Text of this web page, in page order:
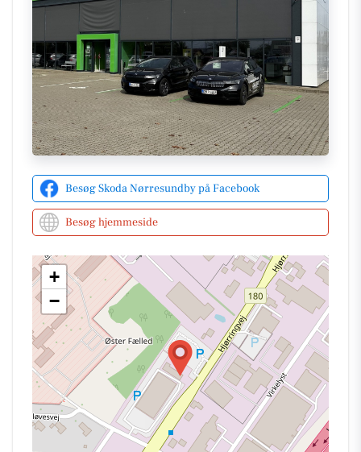
Senest den 29. juli 2026 fik søstrene Anne og Line
hver især nyde oplevelsen af at køre hjem i hver
deres helt nye Škoda Elroq 60 Selection. Valget af
farve var en kærlig uenighed, som blev løst til deres
tilfredshed. Škoda Nørresundby ønsker dem begge
tillykke med deres nye biler.
Hold dig opdateret om de seneste nyheder og tilbud
dereshjemmesidefor yderligere information.
Besøg Skoda Nørresundby på Facebook
Besøg hjemmeside
+
−